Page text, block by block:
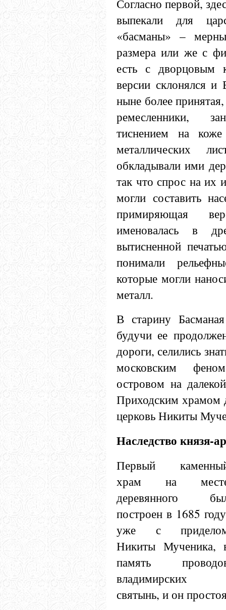
Согласно первой,
выпекали для
«басманы» –
размера или же с
есть с
версии склонялся
ныне более
ремесленники,
тиснением на
металлических
обкладывали ими
так что спрос на их
могли составить
примиряющая
именовалась в
вытисненной
понимали
которые могли
металл.
В старину
будучи ее
дороги, селились
московским
островом на
Приходским храмом
церковь Никиты
Наследство князя-
Первый
храм на
деревянного
построен в 1685
уже с
Никиты Мученика,
память
владимирских
святынь, и он